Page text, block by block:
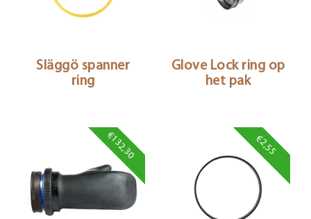
Släggö spanner
ring
Glove Lock ring op
het pak
€132,30 €2,55